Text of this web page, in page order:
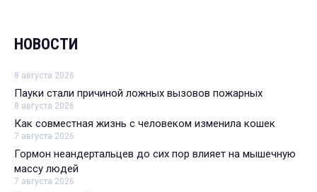
НОВОСТИ
8 августа 2026
Пауки стали причиной ложных вызовов пожарных
8 августа 2026
Как совместная жизнь с человеком изменила кошек
7 августа 2026
Гормон неандертальцев до сих пор влияет на мышечную
массу людей
7 августа 2026